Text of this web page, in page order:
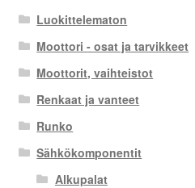
Luokittelematon
Moottori - osat ja tarvikkeet
Moottorit, vaihteistot
Renkaat ja vanteet
Runko
Sähkökomponentit
Alkupalat